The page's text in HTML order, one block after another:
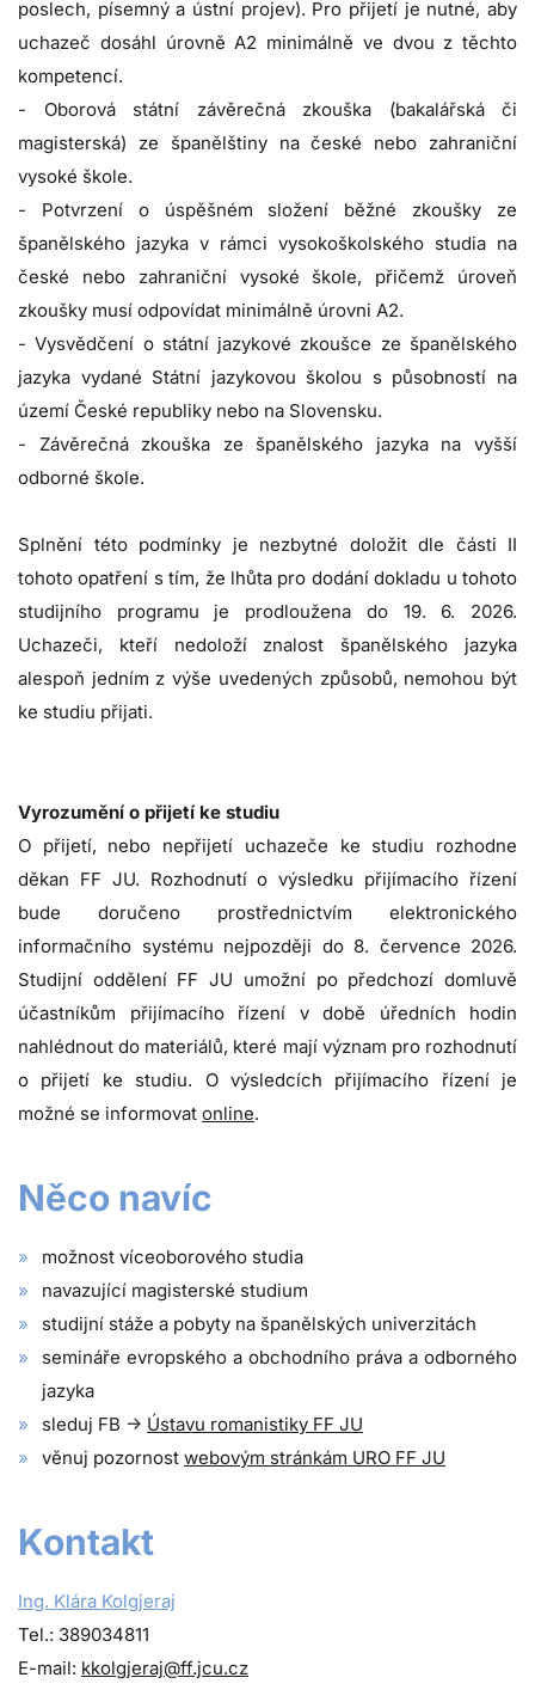
poslech, písemný a ústní projev). Pro přijetí je nutné, aby
uchazeč dosáhl úrovně A2 minimálně ve dvou z těchto
kompetencí.
- Oborová státní závěrečná zkouška (bakalářská či
magisterská) ze španělštiny na české nebo zahraniční
vysoké škole.
- Potvrzení o úspěšném složení běžné zkoušky ze
španělského jazyka v rámci vysokoškolského studia na
české nebo zahraniční vysoké škole, přičemž úroveň
zkoušky musí odpovídat minimálně úrovni A2.
- Vysvědčení o státní jazykové zkoušce ze španělského
jazyka vydané Státní jazykovou školou s působností na
území České republiky nebo na Slovensku.
- Závěrečná zkouška ze španělského jazyka na vyšší
odborné škole.
Splnění této podmínky je nezbytné doložit dle části II
tohoto opatření s tím, že lhůta pro dodání dokladu u tohoto
studijního programu je prodloužena do 19. 6. 2026.
Uchazeči, kteří nedoloží znalost španělského jazyka
alespoň jedním z výše uvedených způsobů, nemohou být
ke studiu přijati.
Vyrozumění o přijetí ke studiu
O přijetí, nebo nepřijetí uchazeče ke studiu rozhodne
děkan FF JU. Rozhodnutí o výsledku přijímacího řízení
bude doručeno prostřednictvím elektronického
informačního systému nejpozději do 8. července 2026.
Studijní oddělení FF JU umožní po předchozí domluvě
účastníkům přijímacího řízení v době úředních hodin
nahlédnout do materiálů, které mají význam pro rozhodnutí
o přijetí ke studiu. O výsledcích přijímacího řízení je
možné se informovat online.
Něco navíc
možnost víceoborového studia
navazující magisterské studium
studijní stáže a pobyty na španělských univerzitách
semináře evropského a obchodního práva a odborného
jazyka
sleduj FB -> Ústavu romanistiky FF JU
věnuj pozornost webovým stránkám URO FF JU
Kontakt
Ing. Klára Kolgjeraj
Tel.: 389034811
E-mail: kkolgjeraj@ff.jcu.cz